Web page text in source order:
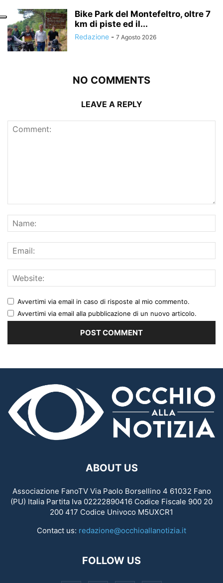
Bike Park del Montefeltro, oltre 7
km di piste ed il...
Redazione - 7 Agosto 2026
NO COMMENTS
LEAVE A REPLY
Avvertimi via email in caso di risposte al mio commento.
Avvertimi via email alla pubblicazione di un nuovo articolo.
ABOUT US
Associazione FanoTV Via Paolo Borsellino 4 61032 Fano
(PU) Italia Partita Iva 02222890416 Codice Fiscale 900 20
200 417 Codice Univoco M5UXCR1
Contact us: redazione@occhioallanotizia.it
FOLLOW US